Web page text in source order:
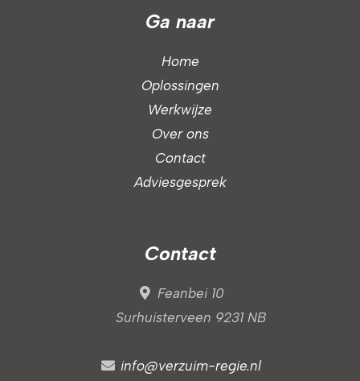
Ga naar
Home
Oplossingen
Werkwijze
Over ons
Contact
Adviesgesprek
Contact
Feanbei 10
Surhuisterveen 9231 NB
info@verzuim-regie.nl